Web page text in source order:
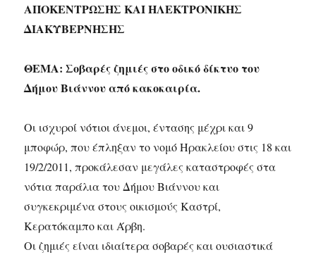
ΑΠΟΚΕΝΤΡΩΣΗΣ ΚΑΙ ΗΛΕΚΤΡΟΝΙΚΗΣ
ΔΙΑΚΥΒΕΡΝΗΣΗΣ
ΘΕΜΑ: Σοβαρές ζημιές στο οδικό δίκτυο του
Δήμου Βιάννου από κακοκαιρία.
Οι ισχυροί νότιοι άνεμοι, έντασης μέχρι και 9
μποφώρ, που έπληξαν το νομό Ηρακλείου στις 18 και
19/2/2011, προκάλεσαν μεγάλες καταστροφές στα
νότια παράλια του Δήμου Βιάννου και
συγκεκριμένα στους οικισμούς Καστρί,
Κερατόκαμπο και Άρβη.
Οι ζημιές είναι ιδιαίτερα σοβαρές και ουσιαστικά